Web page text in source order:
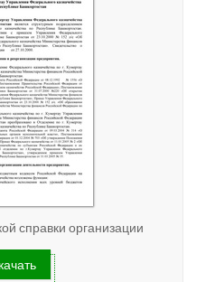
справки организации